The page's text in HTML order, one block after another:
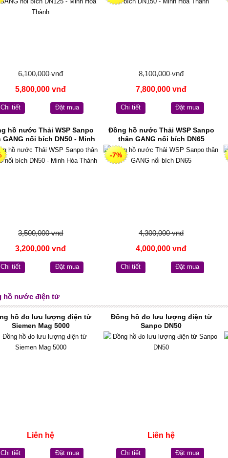
6,100,000 vnđ
5,800,000 vnđ
Chi tiết Đặt mua
8,100,000 vnđ
7,800,000 vnđ
Chi tiết Đặt mua
hồ nước Thải WSP Sanpo
GANG nối bích DN50 - Minh
Hòa Thành
3,500,000 vnđ
3,200,000 vnđ
Chi tiết Đặt mua
Đồng hồ nước Thải WSP Sanpo
thân GANG nối bích DN65
-7%
4,300,000 vnđ
4,000,000 vnđ
Chi tiết Đặt mua
hồ nước điện tử
hồ đo lưu lượng điện từ
Siemen Mag 5000
Liên hệ
Chi tiết Đặt mua
Đồng hồ đo lưu lượng điện từ
Sanpo DN50
Liên hệ
Chi tiết Đặt mua